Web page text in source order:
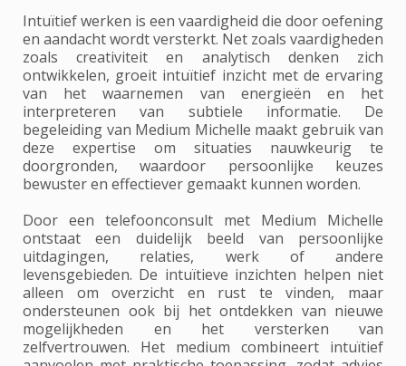
Intuïtief werken is een vaardigheid die door oefening
en aandacht wordt versterkt. Net zoals vaardigheden
zoals creativiteit en analytisch denken zich
ontwikkelen, groeit intuïtief inzicht met de ervaring
van het waarnemen van energieën en het
interpreteren van subtiele informatie. De
begeleiding van Medium Michelle maakt gebruik van
deze expertise om situaties nauwkeurig te
doorgronden, waardoor persoonlijke keuzes
bewuster en effectiever gemaakt kunnen worden.
Door een telefoonconsult met Medium Michelle
ontstaat een duidelijk beeld van persoonlijke
uitdagingen, relaties, werk of andere
levensgebieden. De intuïtieve inzichten helpen niet
alleen om overzicht en rust te vinden, maar
ondersteunen ook bij het ontdekken van nieuwe
mogelijkheden en het versterken van
zelfvertrouwen. Het medium combineert intuïtief